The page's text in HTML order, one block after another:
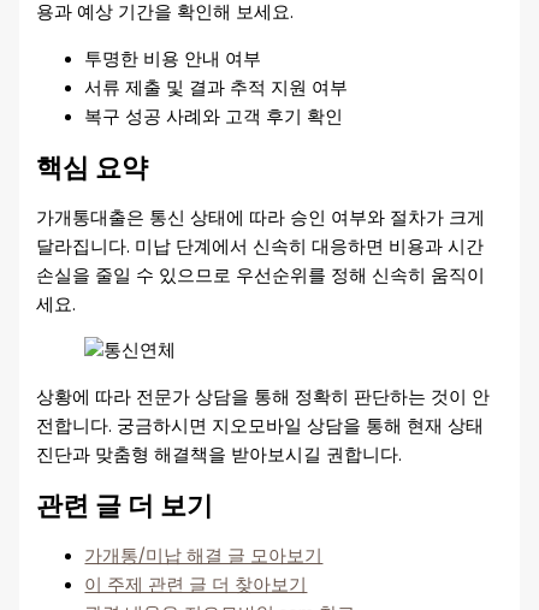
용과 예상 기간을 확인해 보세요.
투명한 비용 안내 여부
서류 제출 및 결과 추적 지원 여부
복구 성공 사례와 고객 후기 확인
핵심 요약
가개통대출은 통신 상태에 따라 승인 여부와 절차가 크게
달라집니다. 미납 단계에서 신속히 대응하면 비용과 시간
손실을 줄일 수 있으므로 우선순위를 정해 신속히 움직이
세요.
상황에 따라 전문가 상담을 통해 정확히 판단하는 것이 안
전합니다. 궁금하시면 지오모바일 상담을 통해 현재 상태
진단과 맞춤형 해결책을 받아보시길 권합니다.
관련 글 더 보기
가개통/미납 해결 글 모아보기
이 주제 관련 글 더 찾아보기